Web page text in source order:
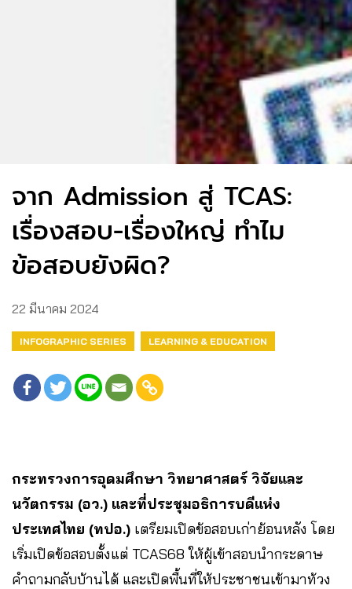
จาก Admission สู่ TCAS:
เรื่องสอบ-เรื่องใหญ่ ทำไม
ข้อสอบยังผิด?
22 มีนาคม 2024
INFOGRAPHIC SERIES LEARNING & EDUCATION
กระทรวงการอุดมศึกษา วิทยาศาสตร์ วิจัยและ
นวัตกรรม (อว.) และที่ประชุมอธิการบดีแห่ง
ประเทศไทย (ทปอ.) เตรียมเปิดข้อสอบเก่าย้อนหลัง โดย
เริ่มเปิดข้อสอบตั้งแต่ TCAS68 ให้ผู้เข้าสอบนำกระดาษ
คำถามกลับบ้านได้ และเปิดพื้นที่ให้ประชาชนเข้ามาท้วง